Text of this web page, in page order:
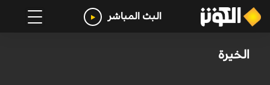
البث المباشر
الخيرة